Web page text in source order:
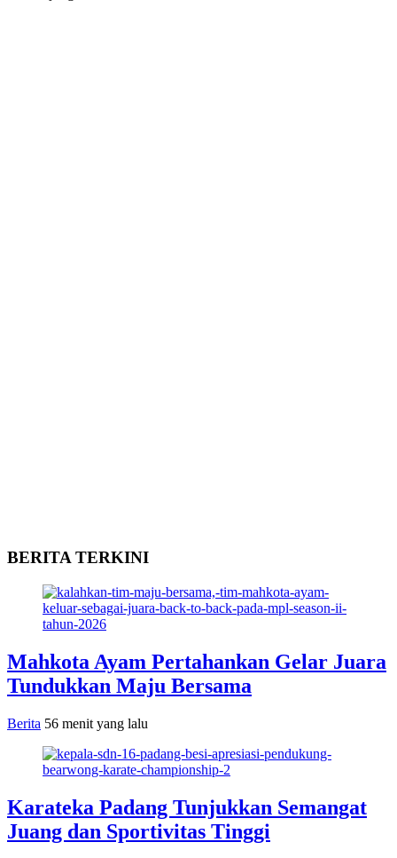
BERITA TERKINI
Mahkota Ayam Pertahankan Gelar Juara
Tundukkan Maju Bersama
Berita 56 menit yang lalu
Karateka Padang Tunjukkan Semangat
Juang dan Sportivitas Tinggi